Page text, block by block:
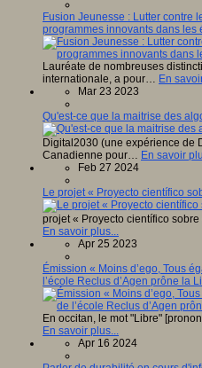
Fusion Jeunesse : Lutter contre
programmes innovants dans les
Lauréate de nombreuses
internationale, a pour… En
Mar 23 2023
Qu'est-ce que la maitrise des
Digital2030 (une expérience de
Canadienne pour… En savoir
Feb 27 2024
Le projet « Proyecto científico
projet « Proyecto científico
En savoir plus...
Apr 25 2023
Émission « Moins d’ego, Tous
l’école Reclus d’Agen prône la
En occitan, le mot "Libre"
En savoir plus...
Apr 16 2024